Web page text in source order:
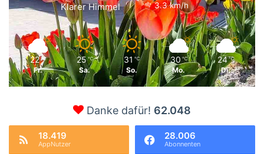
Klarer Himmel
3.3 km/h
22 ℃
Fr.
25 ℃
Sa.
31 ℃
So.
30 ℃
Mo.
24 ℃
Di.
Danke dafür! 62.048
18.419
AppNutzer
28.006
Abonnenten